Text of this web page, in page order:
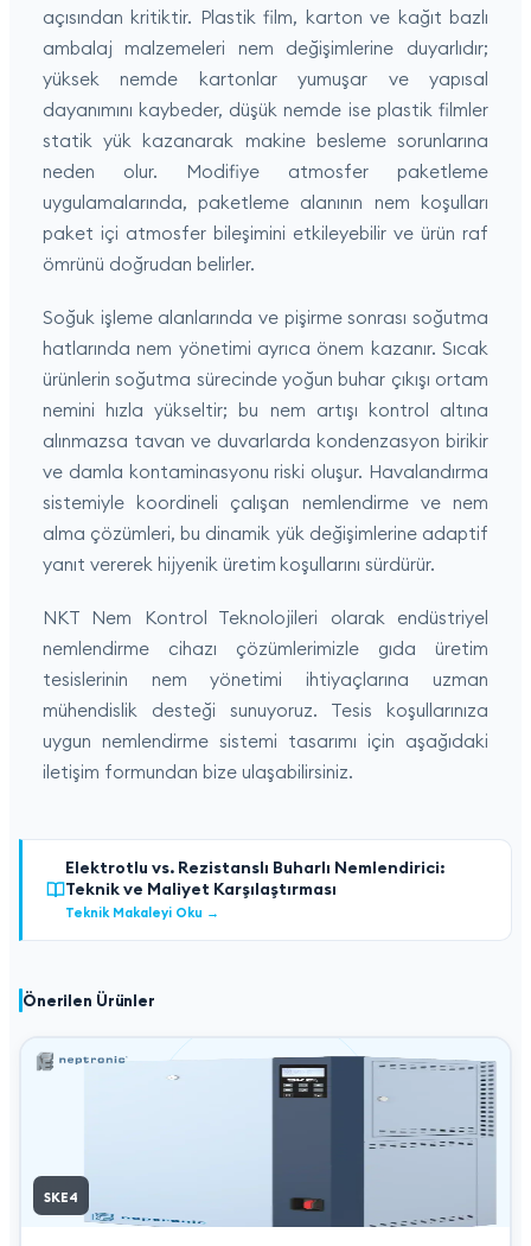
açısından kritiktir. Plastik film, karton ve kağıt bazlı
ambalaj malzemeleri nem değişimlerine duyarlıdır;
yüksek nemde kartonlar yumuşar ve yapısal
dayanımını kaybeder, düşük nemde ise plastik filmler
statik yük kazanarak makine besleme sorunlarına
neden olur. Modifiye atmosfer paketleme
uygulamalarında, paketleme alanının nem koşulları
paket içi atmosfer bileşimini etkileyebilir ve ürün raf
ömrünü doğrudan belirler.
Soğuk işleme alanlarında ve pişirme sonrası soğutma
hatlarında nem yönetimi ayrıca önem kazanır. Sıcak
ürünlerin soğutma sürecinde yoğun buhar çıkışı ortam
nemini hızla yükseltir; bu nem artışı kontrol altına
alınmazsa tavan ve duvarlarda kondenzasyon birikir
ve damla kontaminasyonu riski oluşur. Havalandırma
sistemiyle koordineli çalışan nemlendirme ve nem
alma çözümleri, bu dinamik yük değişimlerine adaptif
yanıt vererek hijyenik üretim koşullarını sürdürür.
NKT Nem Kontrol Teknolojileri olarak endüstriyel
nemlendirme cihazı çözümlerimizle gıda üretim
tesislerinin nem yönetimi ihtiyaçlarına uzman
mühendislik desteği sunuyoruz. Tesis koşullarınıza
uygun nemlendirme sistemi tasarımı için aşağıdaki
iletişim formundan bize ulaşabilirsiniz.
Elektrotlu vs. Rezistanslı Buharlı Nemlendirici:
Teknik ve Maliyet Karşılaştırması
Teknik Makaleyi Oku →
Önerilen Ürünler
SKE4